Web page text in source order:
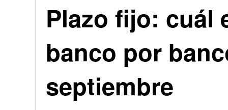
Plazo fijo: cuál
banco por
septiembre